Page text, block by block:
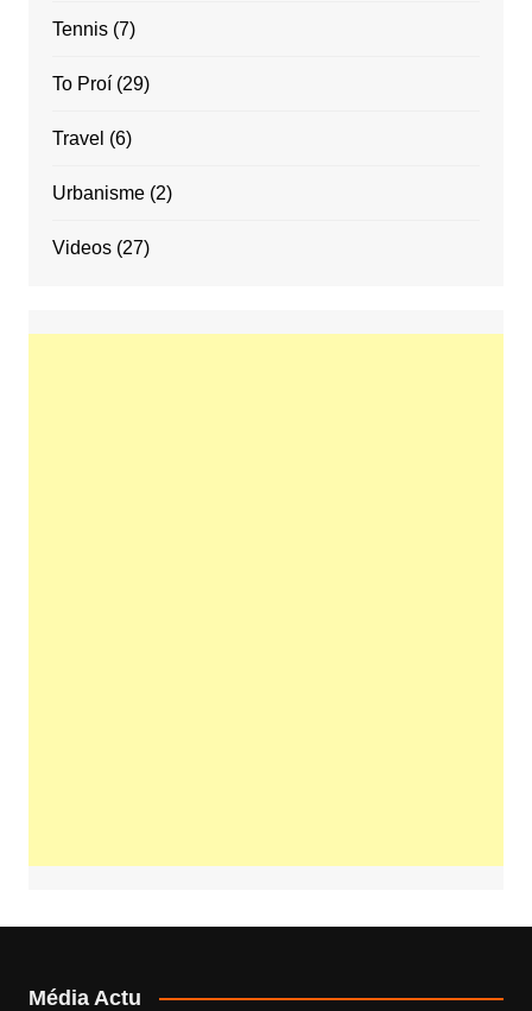
Tennis(7)
To Proí(29)
Travel (6)
Urbanisme(2)
Videos(27)
Média Actu